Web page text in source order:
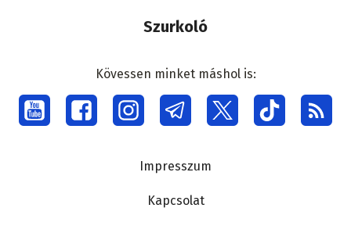
Szurkoló
Social
menu
Kövessen minket máshol is:
Impresszum
Kapcsolat